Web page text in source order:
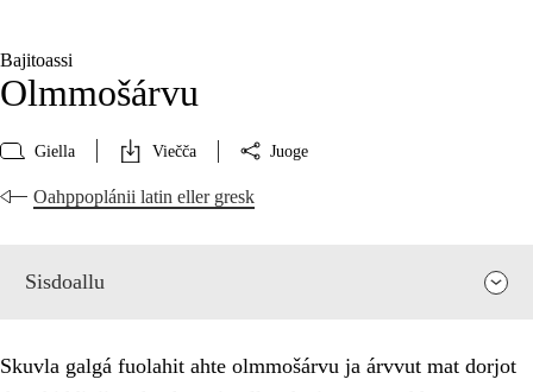
Bajitoassi
Olmmošárvu
Giella Viečča Juoge
Oahppoplánii latin eller gresk
Sisdoallu
Skuvla galgá fuolahit ahte olmmošárvu ja árvvut mat dorjot